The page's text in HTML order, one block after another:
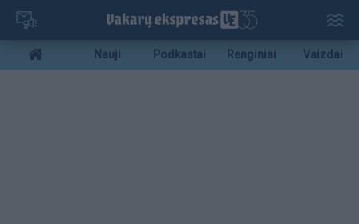
Pereiti
pagrindinį
turinį
Mobile
menu
Nauji Podkastai Renginiai Vaizdai